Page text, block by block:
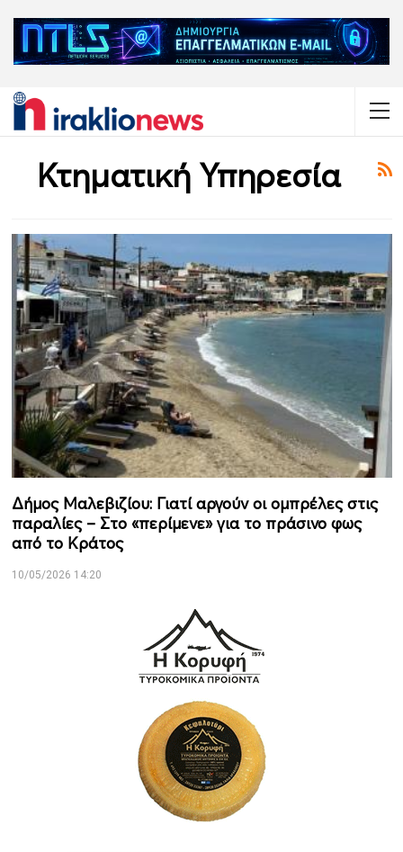
Κτηματική Υπηρεσία
Δήμος Μαλεβιζίου: Γιατί αργούν οι ομπρέλες στις
παραλίες – Στο «περίμενε» για το πράσινο φως
από το Κράτος
10/05/2026 14:20